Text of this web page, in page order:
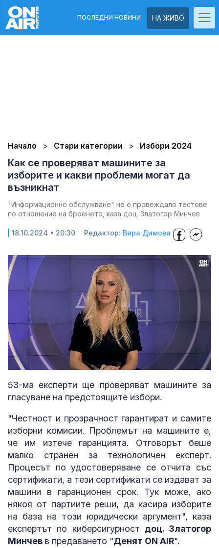
НА ЖИВО
ПОСЛЕДНИ НОВИНИ
Начало Стари категории Избори 2024
Как се проверяват машините за
изборите и какви проблеми могат да
възникнат
"Информационно обслужване" не е провеждало тестове
по отношение на броенето, каза доц. Златогор Минчев
18.10.2024 • 20:30 Редактор: Вяра Димова
Unmute Loaded
5.74%
53-ма експерти ще проверяват машините за
гласуване на предстоящите избори.
"Честност и прозрачност гарантират и самите
изборни комисии. Проблемът на машините е,
че им изтече гаранцията. Отговорът беше
малко странен за технологичен експерт.
Процесът по удостоверяване се отчита със
сертификати, а тези сертификати се издават за
машини в гаранционен срок. Тук може, ако
някоя от партиите реши, да касира изборите
на база на този юридически аргумент", каза
експертът по киберсигурност доц. Златогор
Минчев в предаването "Денят ON AIR".